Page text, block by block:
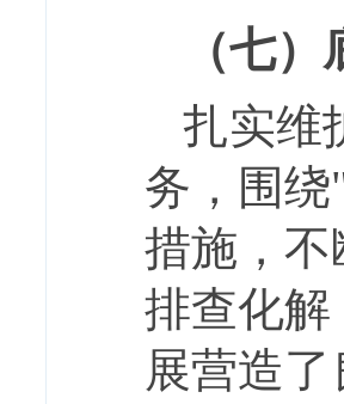
（七
扎实维
务，围
措施，
排查化
展营造